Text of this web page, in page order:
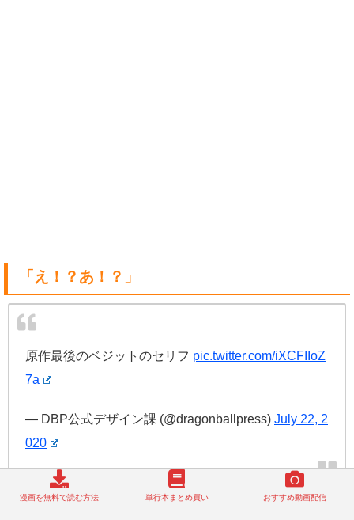
「え！？あ！？」
原作最後のベジットのセリフ pic.twitter.com/iXCFIIoZ
7a
— DBP公式デザイン課 (@dragonballpress) July 22, 2
020
漫画を無料で読む方法 単行本まとめ買い おすすめ動画配信